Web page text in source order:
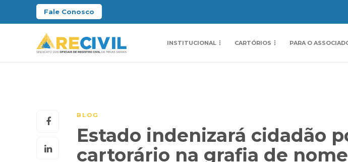
Fale Conosco
INSTITUCIONAL CARTÓRIOS PARA O
BLOG
Estado indenizará cidadão
cartorário na grafia de